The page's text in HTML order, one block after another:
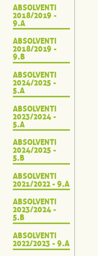
ABSOLVENTI
2018/2019 -
9.A
ABSOLVENTI
2018/2019 -
9.B
ABSOLVENTI
2024/2025 -
5.A
ABSOLVENTI
2023/2024 -
5.A
ABSOLVENTI
2024/2025 -
5.B
ABSOLVENTI
2021/2022 - 9.A
ABSOLVENTI
2023/2024 -
5.B
ABSOLVENTI
2022/2023 - 9.A